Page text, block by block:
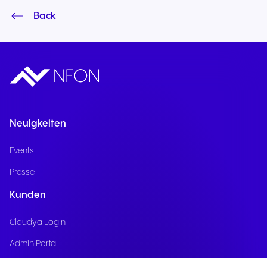
Back
Neuigkeiten
Events
Presse
Kunden
Cloudya Login
Admin Portal